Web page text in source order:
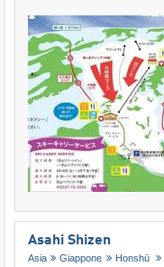
Asahi Shizen
Asia Giappone Honshū